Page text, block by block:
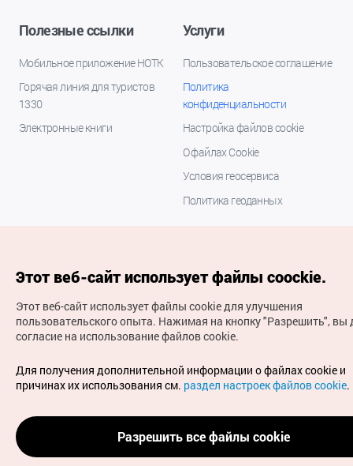
Полезные ссылки
Мобильное приложение НОТК
Горячая линия для туристов
1330
Электронные книги
Услуги
Пользовательское соглашение
Политика
конфиденциальности
Настройка файлов cookie
О файлах Cookie
Условия геосервиса
Политика геоданных
(с) Национальная организация туризма Кореи Все
права защищены
Для извещения об ошибках и проблемах, связанных с
работой веб-сайта, направляйте ваши запросы на
официальный адрес электронной почты
russian@knto.or.kr
Этот веб-сайт использует файлы coockie.
Этот веб-сайт использует файлы cookie для улучшения
пользовательского опыта. Нажимая на кнопку "Разрешить", вы
согласие на использование файлов cookie.
Для получения дополнительной информации о файлах cookie и
причинах их использования см. раздел настроек файлов cookie.
Разрешить все файлы cookie